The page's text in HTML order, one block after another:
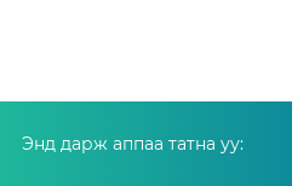
Энд дарж аппаа татна уу: